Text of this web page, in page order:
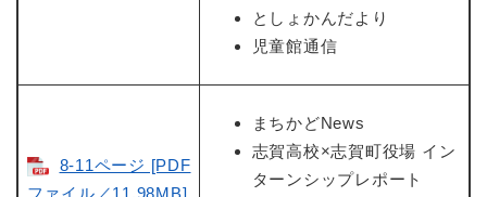
としょかんだより
児童館通信
8-11ページ [PDF
ファイル／11.98MB]
まちかどNews
志賀高校×志賀町役場 イン
ターンシップレポート